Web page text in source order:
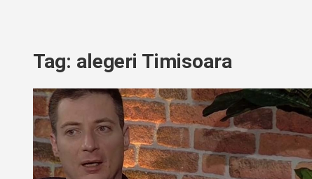
Tag: alegeri Timisoara